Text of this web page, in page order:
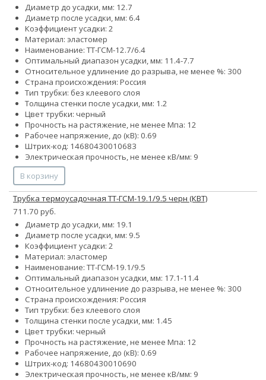
Диаметр до усадки, мм: 12.7
Диаметр после усадки, мм: 6.4
Коэффициент усадки: 2
Материал: эластомер
Наименование: ТТ-ГСМ-12.7/6.4
Оптимальный диапазон усадки, мм: 11.4-7.7
Относительное удлинение до разрыва, не менее %: 300
Страна происхождения: Россия
Тип трубки: без клеевого слоя
Толщина стенки после усадки, мм: 1.2
Цвет трубки: черный
Прочность на растяжение, не менее Мпа: 12
Рабочее напряжение, до (кВ): 0.69
Штрих-код: 14680430010683
Электрическая прочность, не менее кВ/мм: 9
В корзину
Трубка термоусадочная ТТ-ГСМ-19.1/9.5 черн (КВТ)
711.70 руб.
Диаметр до усадки, мм: 19.1
Диаметр после усадки, мм: 9.5
Коэффициент усадки: 2
Материал: эластомер
Наименование: ТТ-ГСМ-19.1/9.5
Оптимальный диапазон усадки, мм: 17.1-11.4
Относительное удлинение до разрыва, не менее %: 300
Страна происхождения: Россия
Тип трубки: без клеевого слоя
Толщина стенки после усадки, мм: 1.45
Цвет трубки: черный
Прочность на растяжение, не менее Мпа: 12
Рабочее напряжение, до (кВ): 0.69
Штрих-код: 14680430010690
Электрическая прочность, не менее кВ/мм: 9